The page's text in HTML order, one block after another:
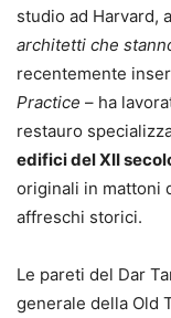
studio ad Harvard,
architetti che
recentemente
Practice – ha
restauro
edifici del XII
originali in mattoni
affreschi storici.
Le pareti del Dar
generale della Old